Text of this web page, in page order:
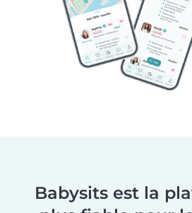
Babysits est la